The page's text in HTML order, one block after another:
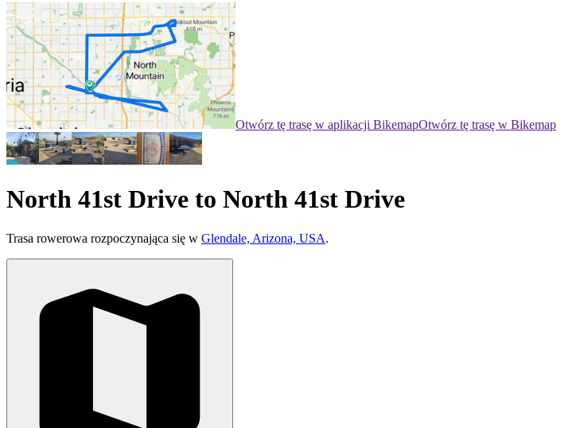
Otwórz tę trasę w aplikacji BikemapOtwórz tę trasę w Bikemap
North 41st Drive to North 41st Drive
Trasa rowerowa rozpoczynająca się w Glendale, Arizona, USA.